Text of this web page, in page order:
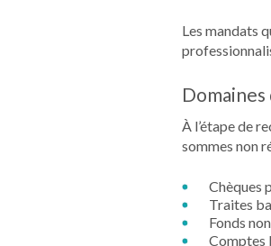
Les mandats
À l’étape de
sommes non
Chèques
Traites
Fonds
Comptes